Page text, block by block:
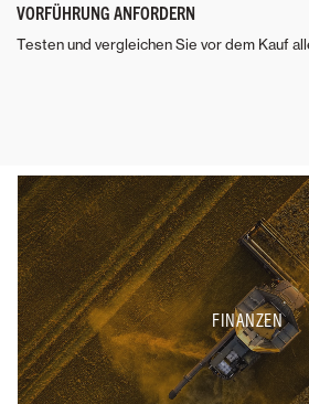
VORFÜHRUNG ANFORDERN
Testen und vergleichen Sie vor dem Kauf
FINANZEN